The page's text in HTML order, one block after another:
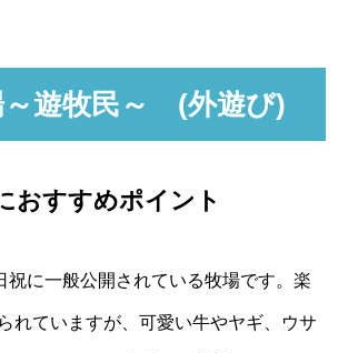
～遊牧民～ (外遊び)
おすすめポイント
祝に一般公開されている牧場です。楽
れていますが、可愛い牛やヤギ、ウサ